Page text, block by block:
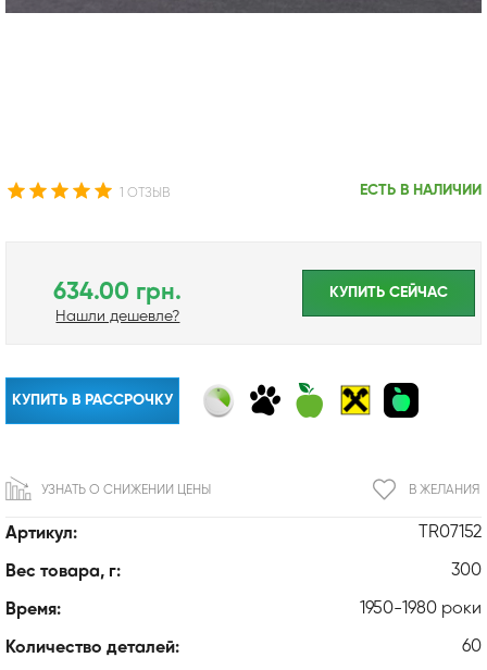
1 ОТЗЫВ ЕСТЬ В НАЛИЧИИ
Артикул: TR07152
Вес товара, г: 300
Время: 1950-1980 роки
Количество деталей: 60
634.00 грн.
Нашли дешевле?
КУПИТЬ CЕЙЧАС
КУПИТЬ В РАССРОЧКУ
В ЖЕЛАНИЯ
УЗНАТЬ О СНИЖЕНИИ ЦЕНЫ